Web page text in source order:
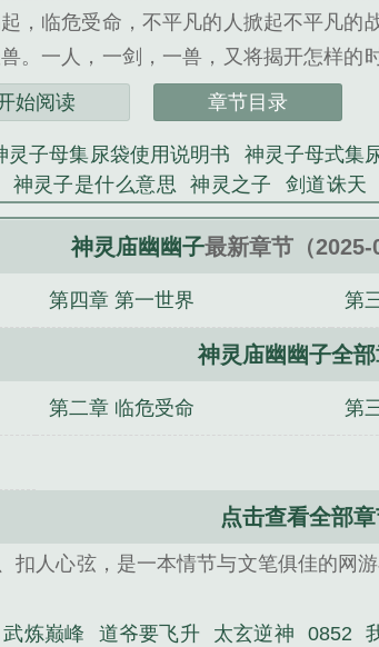
，临危受命，不平凡的人掀起不平凡的
。一人，一剑，一兽，又将揭开怎样的
未平一波又起……相信我，真的真的是
个快穿破案的故事，不恐怖哇，也是一个
幽幽子》是白藜树精心创作的网游类小
始阅读 章节目录
灵子母集尿袋使用说明书 神灵子母式集
神灵子是什么意思 神灵之子 剑道诛天
帝少强宠100分：乖乖，小甜妻 三国志
武炼巅峰 道爷要飞升 （快穿）男主是
神灵庙幽幽子最新章节（2025-
第四章 第一世界 第
神灵庙幽幽子全
第二章 临危受命 第
点击查看全部
扣人心弦，是一本情节与文笔俱佳的网
武炼巅峰 道爷要飞升 太玄逆神 0852